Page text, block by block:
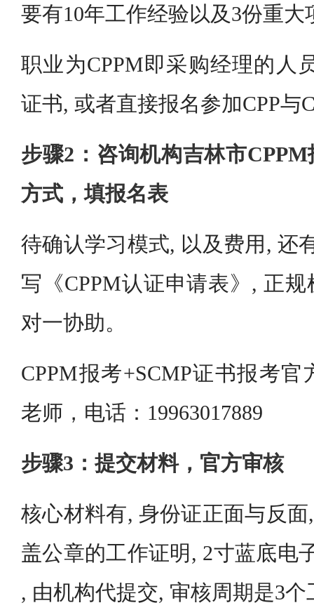
要有10年工作经验以及3份重大
职业为CPPM即采购经理的人
证书, 或者直接报名参加CPP与
步骤2：咨询机构吉林市
方式，填报名表
待确认学习模式, 以及费用, 还
写《CPPM认证申请表》, 正
对一协助。
CPPM报考+SCMP证书报考
老师，电话：19963017889
步骤3：提交材料，官方审核
核心材料有, 身份证正面与反
盖公章的工作证明, 2寸蓝底电
, 由机构代提交, 审核周期是3个